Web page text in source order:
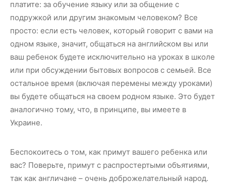
платите: за обучение языку или за общение с
подружкой или другим знакомым человеком? Все
просто: если есть человек, который говорит с вами на
одном языке, значит, общаться на английском вы или
ваш ребенок будете исключительно на уроках в школе
или при обсуждении бытовых вопросов с семьей. Все
остальное время (включая перемены между уроками)
вы будете общаться на своем родном языке. Это будет
аналогично тому, что, в принципе, вы имеете в
Украине.
Беспокоитесь о том, как примут вашего ребенка или
вас? Поверьте, примут с распростертыми объятиями,
так как англичане – очень доброжелательный народ.